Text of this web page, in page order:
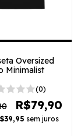
Oversized
Minimalist
(0)
R$79,90
sem juros